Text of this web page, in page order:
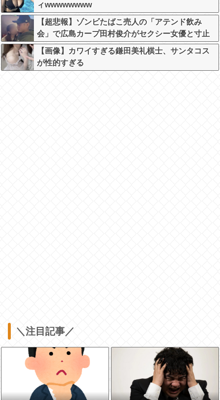
ィwwwwwwww
【超悲報】ゾンビたばこ売人の「アテンド飲み
会」で広島カープ田村俊介がセクシー女優と寸止
めキスｗｗｗ
【画像】カワイすぎる鎌田美礼棋士、サンタコス
が性的すぎる
＼注目記事／